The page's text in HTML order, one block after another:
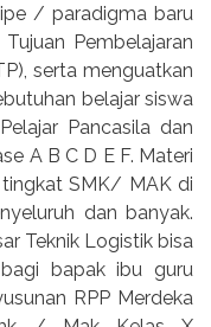
/ paradigma baru
Pembelajaran
serta menguatkan
belajar siswa
Pancasila dan
A B C D E F. Materi
tingkat SMK/ MAK di
dan banyak.
Teknik Logistik bisa
bapak ibu guru
RPP Merdeka